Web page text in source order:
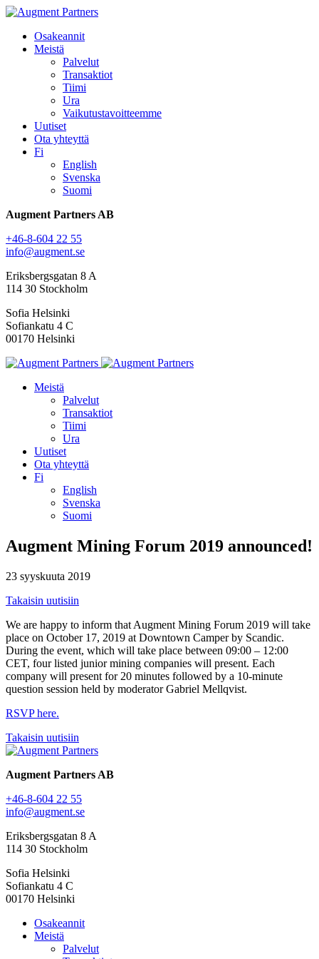
Osakeannit
Meistä
Palvelut
Transaktiot
Tiimi
Ura
Vaikutustavoitteemme
Uutiset
Ota yhteyttä
Fi
English
Svenska
Suomi
Augment Partners AB
+46-8-604 22 55
info@augment.se
Eriksbergsgatan 8 A
114 30 Stockholm
Sofia Helsinki
Sofiankatu 4 C
00170 Helsinki
Meistä
Palvelut
Transaktiot
Tiimi
Ura
Uutiset
Ota yhteyttä
Fi
English
Svenska
Suomi
Augment Mining Forum 2019 announced!
23 syyskuuta 2019
Takaisin uutisiin
We are happy to inform that Augment Mining Forum 2019 will take
place on October 17, 2019 at Downtown Camper by Scandic.
During the event, which will take place between 09:00 – 12:00
CET, four listed junior mining companies will present. Each
company will present for 20 minutes followed by a 10-minute
question session held by moderator Gabriel Mellqvist.
RSVP here.
Takaisin uutisiin
Augment Partners AB
+46-8-604 22 55
info@augment.se
Eriksbergsgatan 8 A
114 30 Stockholm
Sofia Helsinki
Sofiankatu 4 C
00170 Helsinki
Osakeannit
Meistä
Palvelut